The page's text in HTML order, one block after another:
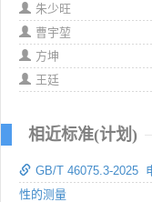
朱少旺
曹宇堃
方坤
王廷
相近标准(计划)
GB/T 46075.3-2025
性的测量